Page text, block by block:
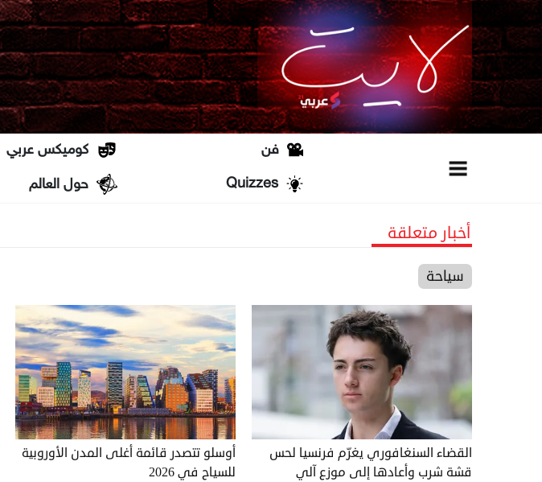
فن كوميكس عربي
Quizzes
حول العالم
أخبار متعلقة
سياحة
القضاء السنغافوري يغرّم فرنسيا لحس
قشة شرب وأعادها إلى موزع آلي
أوسلو تتصدر قائمة أغلى المدن الأوروبية
للسياح في 2026